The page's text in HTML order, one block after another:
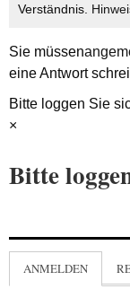
Verständnis.
Sie müssen
eine Antwort
Bitte loggen Sie
×
Bitte
ANMELDEN